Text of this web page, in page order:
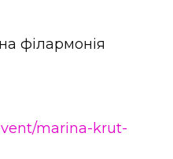
філармонія
marina-krut-